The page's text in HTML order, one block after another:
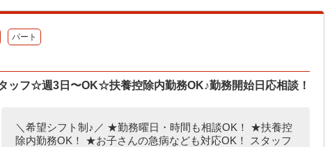
パート
ッフ☆週3日〜OK☆扶養控除内勤務OK♪勤務開始日応相談！
＼希望シフト制♪／ ★勤務曜日・時間も相談OK！ ★扶養控
除内勤務OK！ ★お子さんの急病なども対応OK！ スタッフ